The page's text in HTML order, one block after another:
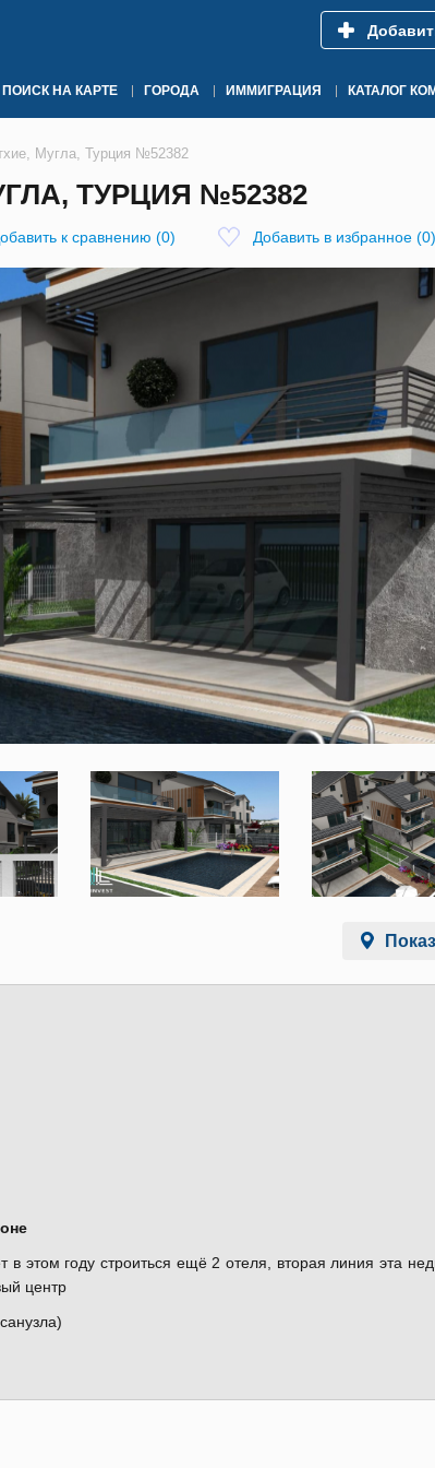
ПОИСК НА КАРТЕ ГОРОДА ИММИГРАЦИЯ КАТАЛОГ
Мугла, Турция №52382
ТУРЦИЯ №52382
к сравнению (0) Добавить в избранное (0)
этом году строиться ещё 2 отеля, вторая линия эта
центр